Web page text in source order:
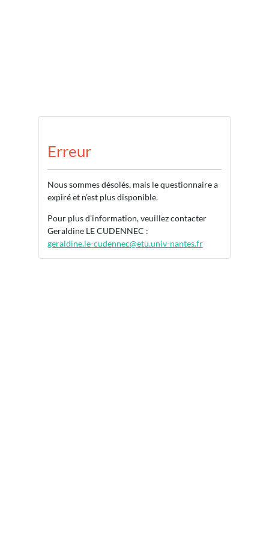
Erreur
Nous sommes désolés, mais le questionnaire a
expiré et n’est plus disponible.
Pour plus d'information, veuillez contacter
Geraldine LE CUDENNEC :
geraldine.le-cudennec@etu.univ-nantes.fr